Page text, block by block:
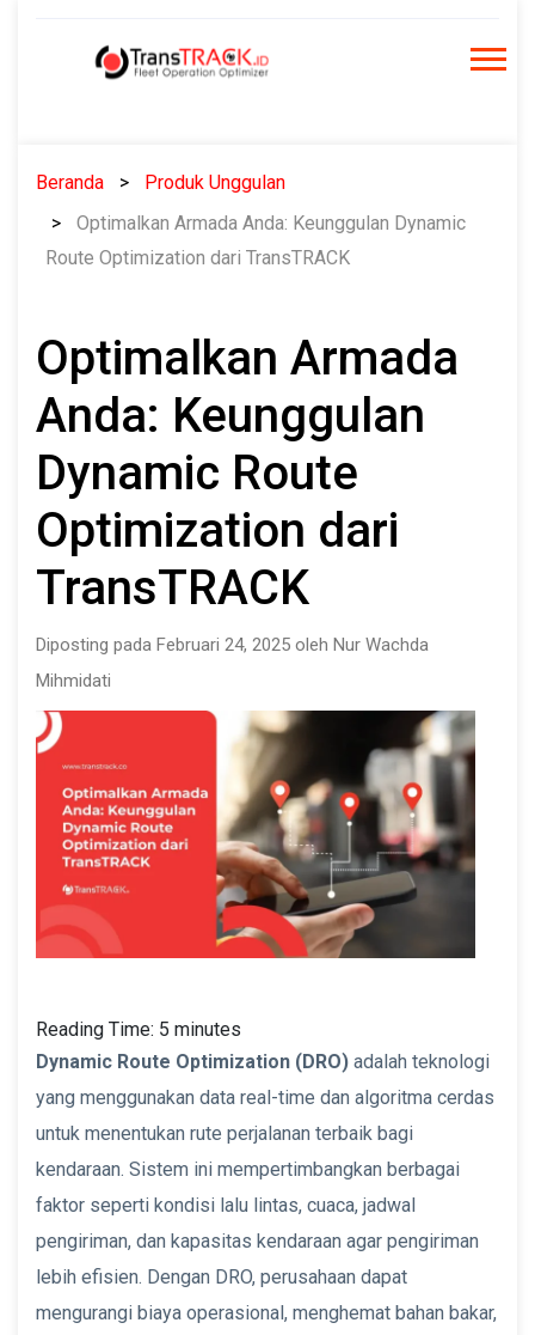
Beranda
Produk Unggulan
Optimalkan Armada Anda: Keunggulan Dynamic
Route Optimization dari TransTRACK
Optimalkan Armada
Anda: Keunggulan
Dynamic Route
Optimization dari
TransTRACK
Diposting pada Februari 24, 2025 oleh Nur Wachda
Mihmidati
Reading Time: 5 minutes
Dynamic Route Optimization (DRO) adalah teknologi
yang menggunakan data real-time dan algoritma cerdas
untuk menentukan rute perjalanan terbaik bagi
kendaraan. Sistem ini mempertimbangkan berbagai
faktor seperti kondisi lalu lintas, cuaca, jadwal
pengiriman, dan kapasitas kendaraan agar pengiriman
lebih efisien. Dengan DRO, perusahaan dapat
mengurangi biaya operasional, menghemat bahan bakar,